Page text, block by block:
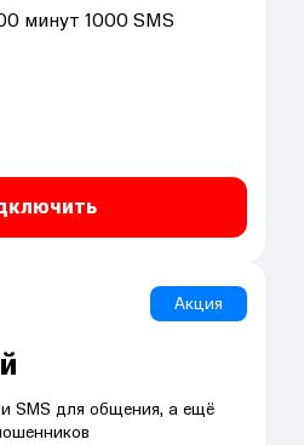
минут 1000SMS
Акция
SMS для общения, а ещё